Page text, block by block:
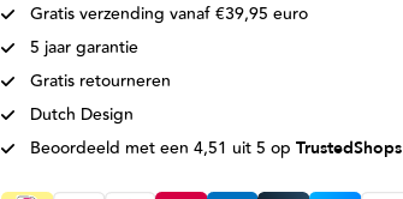
Gratis verzending vanaf €39,95 euro
5 jaar garantie
Gratis retourneren
Dutch Design
Beoordeeld met een 4,51 uit 5 opTrustedShops